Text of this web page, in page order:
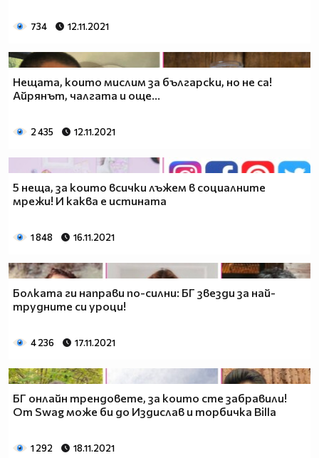
734 12.11.2021
Нещата, които мислим за български, но не са!
Айрянът, чалгата и още...
2 435 12.11.2021
5 неща, за които всички лъжем в социалните
мрежи! И каква е истината
1 848 16.11.2021
Болката ги направи по-силни: БГ звезди за най-
трудните си уроци!
4 236 17.11.2021
БГ онлайн трендoвете, за които сте забравили!
От Swag може би до Издислав и торбичка Billa
1 292 18.11.2021